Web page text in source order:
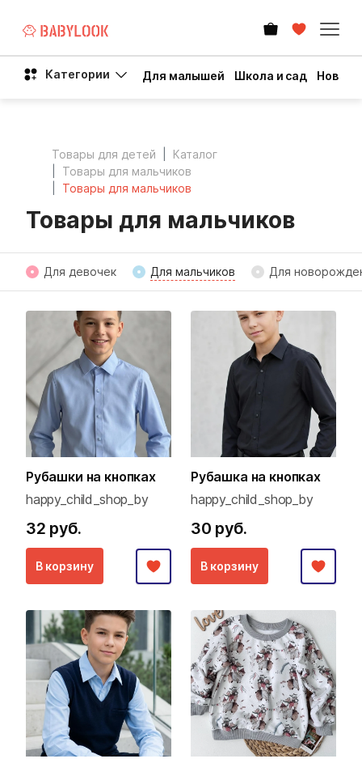
Категории Для малышей Школа и сад Новый
Товары для детей
Каталог
Товары для мальчиков
Товары для мальчиков
Товары для мальчиков
Для девочек Для мальчиков Для
Рубашки на кнопках
happy_child_shop_by
32 руб.
В корзину
Рубашка на кнопках
happy_child_shop_by
30 руб.
В корзину